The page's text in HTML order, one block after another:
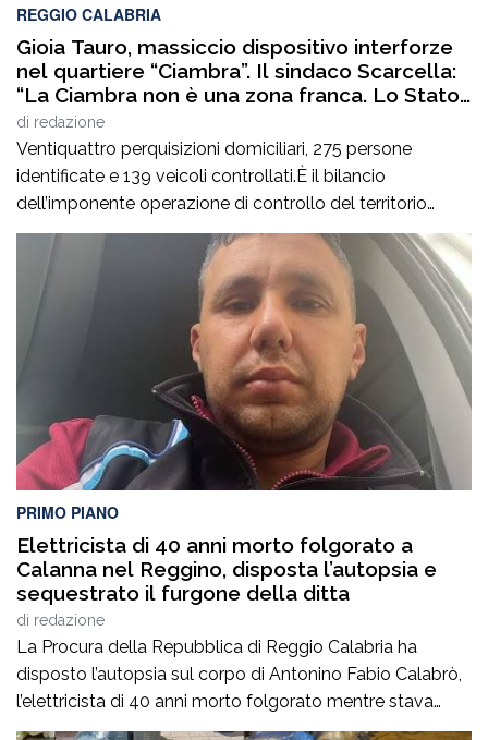
REGGIO CALABRIA
Gioia Tauro, massiccio dispositivo interforze
nel quartiere “Ciambra”. Il sindaco Scarcella:
“La Ciambra non è una zona franca. Lo Stato
c’è e si vede”
di redazione
Ventiquattro perquisizioni domiciliari, 275 persone
identificate e 139 veicoli controllati.È il bilancio
dell’imponente operazione di controllo del territorio
condotta il7 agosto nel quartiere Ciambra di Gioia Tauro,
nell’ambito di un servizio straordinario ad “Alto Impatto”
disposto per rafforzare la presenza delle istituzioni e
contrastare ogni forma di illegalità. Un’azione massiccia
e coordinata che ha visto […]
PRIMO PIANO
Elettricista di 40 anni morto folgorato a
Calanna nel Reggino, disposta l’autopsia e
sequestrato il furgone della ditta
di redazione
La Procura della Repubblica di Reggio Calabria ha
disposto l’autopsia sul corpo di Antonino Fabio Calabrò,
l’elettricista di 40 anni morto folgorato mentre stava
lavorando al montaggio delle luminarie nel comune